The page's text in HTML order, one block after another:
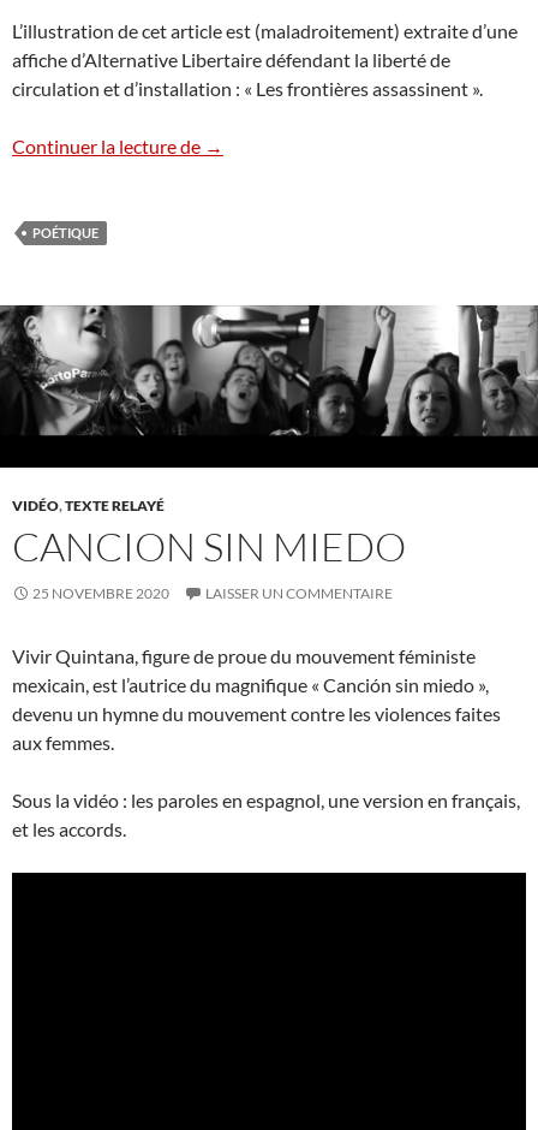
L’illustration de cet article est (maladroitement) extraite d’une
affiche d’Alternative Libertaire défendant la liberté de
circulation et d’installation : « Les frontières assassinent ».
Continuer la lecture de « Tuez si ça vous plaît toutes les
→
POÉTIQUE
VIDÉO,TEXTE RELAYÉ
CANCION SIN MIEDO
25 NOVEMBRE 2020 LAISSER UN COMMENTAIRE
Vivir Quintana, figure de proue du mouvement féministe
mexicain, est l’autrice du magnifique « Canción sin miedo »,
devenu un hymne du mouvement contre les violences faites
aux femmes.
Sous la vidéo : les paroles en espagnol, une version en français,
et les accords.